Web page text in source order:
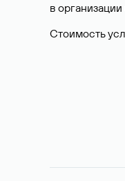
в
Стоимость